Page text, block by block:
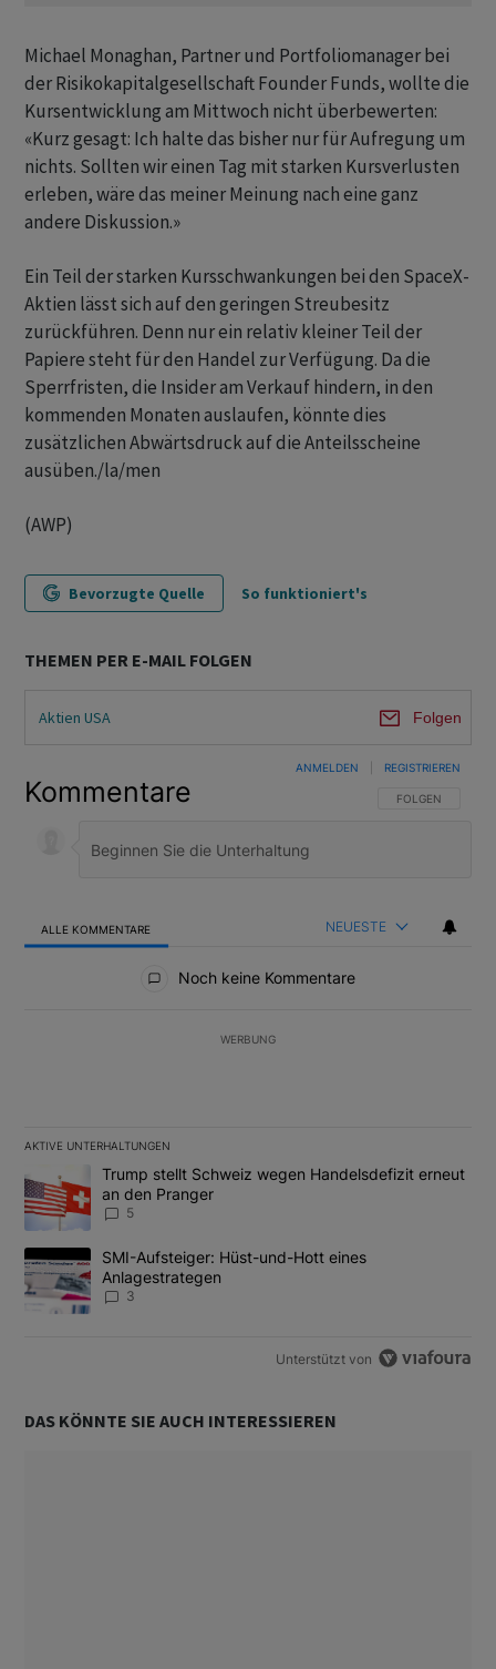
Michael Monaghan, Partner und Portfoliomanager bei
der Risikokapitalgesellschaft Founder Funds, wollte die
Kursentwicklung am Mittwoch nicht überbewerten:
«Kurz gesagt: Ich halte das bisher nur für Aufregung um
nichts. Sollten wir einen Tag mit starken Kursverlusten
erleben, wäre das meiner Meinung nach eine ganz
andere Diskussion.»
Ein Teil der starken Kursschwankungen bei den SpaceX-
Aktien lässt sich auf den geringen Streubesitz
zurückführen. Denn nur ein relativ kleiner Teil der
Papiere steht für den Handel zur Verfügung. Da die
Sperrfristen, die Insider am Verkauf hindern, in den
kommenden Monaten auslaufen, könnte dies
zusätzlichen Abwärtsdruck auf die Anteilsscheine
ausüben./la/men
(AWP)
Bevorzugte Quelle So funktioniert's
THEMEN PER E-MAIL FOLGEN
Aktien USA Folgen
Kommentare FOLGE DIESER
FOLGEN
ANMELDEN REGISTRIEREN
ALLE KOMMENTARE NEUESTE
Noch keine Kommentare
WERBUNG
AKTIVE UNTERHALTUNGEN
Das Folgende ist eine Liste der am meisten kommentierten
Ein Trendartikel mit dem Titel "Trump stellt Schweiz wegen
Trump stellt Schweiz wegen Handelsdefizit erneut
an den Pranger
5
Ein Trendartikel mit dem Titel "SMI-Aufsteiger: Hüst-und-Hott
SMI-Aufsteiger: Hüst-und-Hott eines
Anlagestrategen
3
Unterstützt von
DAS KÖNNTE SIE AUCH INTERESSIEREN